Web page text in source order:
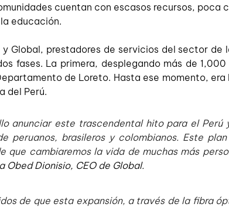
cuentan con escasos recursos,
educación.
Global, prestadores de servicios del sector
fases. La primera, desplegando más de
de Loreto. Hasta ese momento,
del Perú.
anunciar este trascendental hito para el
peruanos, brasileros y colombianos. Este
que cambiaremos la vida de muchas más
Obed Dionisio, CEO de Global.
de que esta expansión, a través de la fibra